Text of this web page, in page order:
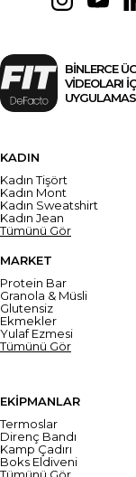
BİNLERCE
VİDEOLARI
KADIN
Kadın Tişört
Kadın Mont
Kadın Sweatshirt
Kadın Jean
Tümünü Gör
MARKET
Protein Bar
Granola & Müsli
Glutensiz
Ekmekler
Yulaf Ezmesi
Tümünü Gör
EKİPMANLAR
Termoslar
Direnç Bandı
Kamp Çadırı
Boks Eldiveni
Tümünü Gör